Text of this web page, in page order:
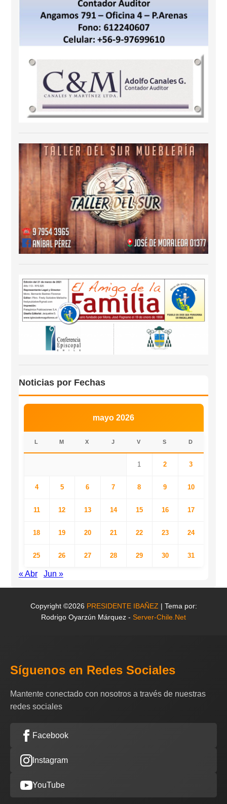
Noticias por Fechas
mayo 2026
L M X J V S D
1 2 3
4 5 6 7 8 9 10
11 12 13 14 15 16 17
18 19 20 21 22 23 24
25 26 27 28 29 30 31
« Abr Jun »
Copyright ©2026 PRESIDENTE IBAÑEZ | Tema por:
Rodrigo Oyarzún Márquez - Server-Chile.Net
Síguenos en Redes Sociales
Mantente conectado con nosotros a través de nuestras
redes sociales
Facebook
Instagram
YouTube